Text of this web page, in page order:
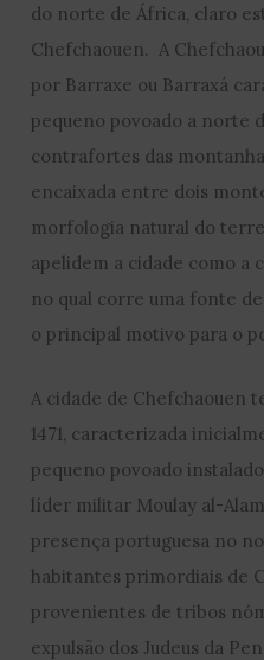
do norte de África, claro
Chefchaouen. A
por Barraxe ou Barraxá
pequeno povoado a norte
contrafortes das
encaixada entre dois
morfologia natural do
apelidem a cidade como a
no qual corre uma fonte
o principal motivo para o
A cidade de Chefchaouen
1471, caracterizada
pequeno povoado
líder militar Moulay al-
presença portuguesa no
habitantes primordiais de
provenientes de tribos
expulsão dos Judeus da